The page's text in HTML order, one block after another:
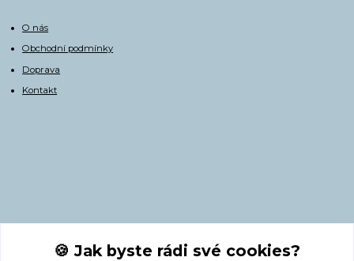
O nás
Obchodní podmínky
Doprava
Kontakt
Kontakty🍪 Jak byste rádi své cookies?